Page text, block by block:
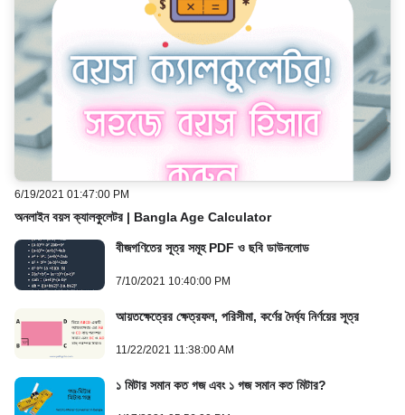
অনলাইন বয়স ক্যালকুলেটর | Bangla Age Calculator
6/19/2021 01:47:00 PM
বীজগণিতের সূত্র সমূহ PDF ও ছবি ডাউনলোড
7/10/2021 10:40:00 PM
আয়তক্ষেত্রের ক্ষেত্রফল, পরিসীমা, কর্ণের দৈর্ঘ্য নির্ণয়ের সূত্র
11/22/2021 11:38:00 AM
১ মিটার সমান কত গজ এবং ১ গজ সমান কত মিটার?